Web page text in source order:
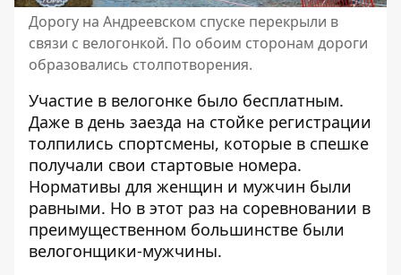
Дорогу на Андреевском спуске перекрыли в
связи с велогонкой. По обоим сторонам дороги
образовались столпотворения.
Участие в велогонке было бесплатным.
Даже в день заезда на стойке регистрации
толпились спортсмены, которые в спешке
получали свои стартовые номера.
Нормативы для женщин и мужчин были
равными. Но в этот раз на соревновании в
преимущественном большинстве были
велогонщики-мужчины.